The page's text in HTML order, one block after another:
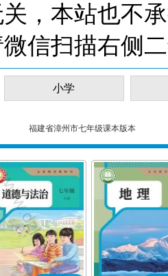
，本站也不
信扫描右侧
小学
福建省漳州市七年级课本版本